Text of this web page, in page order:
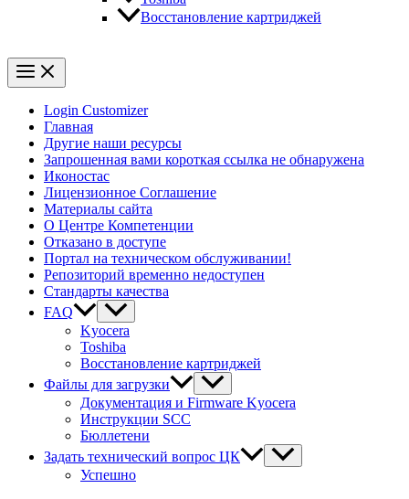
Восстановление картриджей
Login Customizer
Главная
Другие наши ресурсы
Запрошенная вами короткая ссылка не обнаружена
Иконостас
Лицензионное Соглашение
Материалы сайта
О Центре Компетенции
Отказано в доступе
Портал на техническом обслуживании!
Репозиторий временно недоступен
Стандарты качества
FAQ
Kyocera
Toshiba
Восстановление картриджей
Файлы для загрузки
Документация и Firmware Kyocera
Инструкции SCC
Бюллетени
Задать технический вопрос ЦК
Успешно